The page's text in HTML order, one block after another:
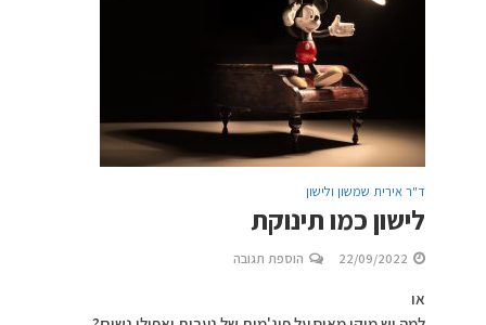
ד"ר אירית שמשון ולישון
לישון כמו תינוקת
22/09/2022 הוספת תגובה
או